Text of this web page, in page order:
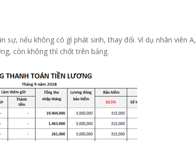
nếu không có gì phát sinh, thay đổi. Ví dụ nhân viên A,
còn không thì chốt trên bảng.